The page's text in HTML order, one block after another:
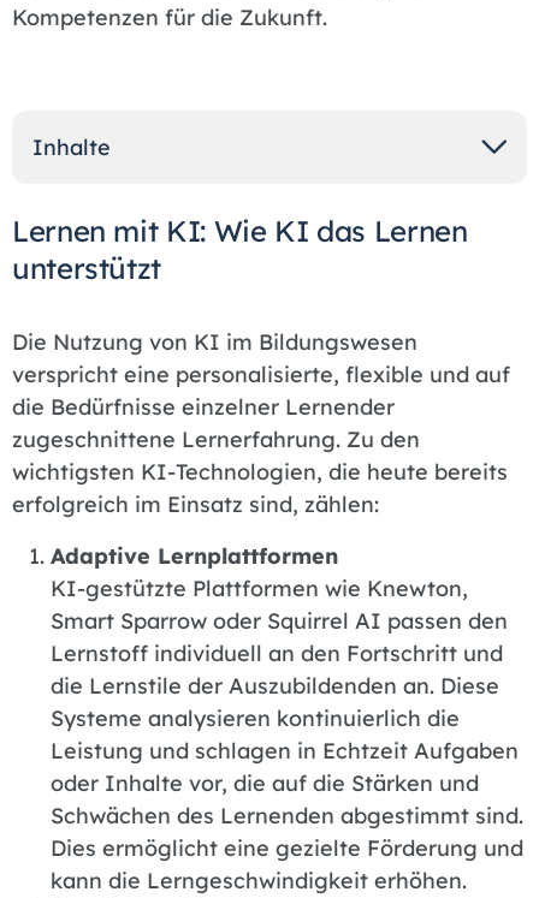
Kompetenzen für die Zukunft.
Inhalte
Lernen mit KI: Wie KI das Lernen
unterstützt
Die Nutzung von KI im Bildungswesen
verspricht eine personalisierte, flexible und auf
die Bedürfnisse einzelner Lernender
zugeschnittene Lernerfahrung. Zu den
wichtigsten KI-Technologien, die heute bereits
erfolgreich im Einsatz sind, zählen:
Adaptive Lernplattformen
KI-gestützte Plattformen wie Knewton,
Smart Sparrow oder Squirrel AI passen den
Lernstoff individuell an den Fortschritt und
die Lernstile der Auszubildenden an. Diese
Systeme analysieren kontinuierlich die
Leistung und schlagen in Echtzeit Aufgaben
oder Inhalte vor, die auf die Stärken und
Schwächen des Lernenden abgestimmt sind.
Dies ermöglicht eine gezielte Förderung und
kann die Lerngeschwindigkeit erhöhen.